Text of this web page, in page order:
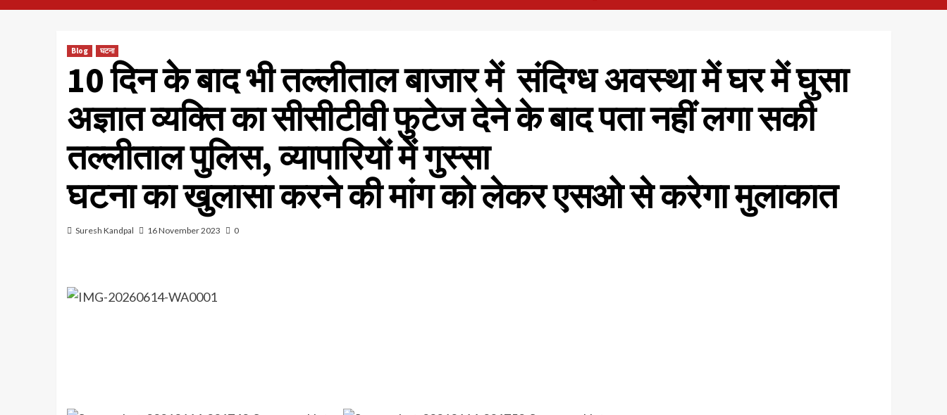
Blog घटना
10 दिन के बाद भी तल्लीताल बाजार में संदिग्ध अवस्था में घर में घुसा
अज्ञात व्यक्ति का सीसीटीवी फुटेज देने के बाद पता नहीं लगा सकी
तल्लीताल पुलिस, व्यापारियों में गुस्सा
घटना का खुलासा करने की मांग को लेकर एसओ से करेगा मुलाकात
Suresh Kandpal 16 November 2023 0